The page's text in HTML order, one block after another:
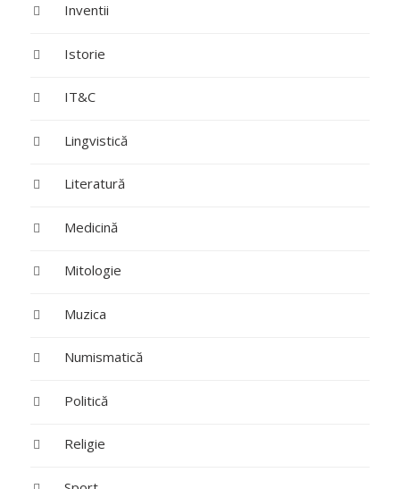
Inventii
Istorie
IT&C
Lingvistică
Literatură
Medicină
Mitologie
Muzica
Numismatică
Politică
Religie